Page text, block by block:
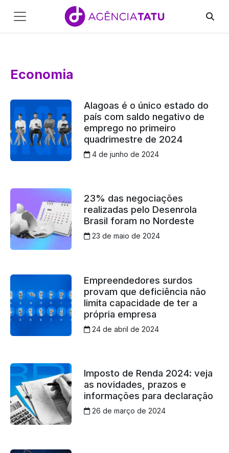
Main
Navigation
Economia
Alagoas é o único estado do
país com saldo negativo de
emprego no primeiro
quadrimestre de 2024
4 de junho de 2024
23% das negociações
realizadas pelo Desenrola
Brasil foram no Nordeste
23 de maio de 2024
Empreendedores surdos
provam que deficiência não
limita capacidade de ter a
própria empresa
24 de abril de 2024
Imposto de Renda 2024: veja
as novidades, prazos e
informações para declaração
26 de março de 2024